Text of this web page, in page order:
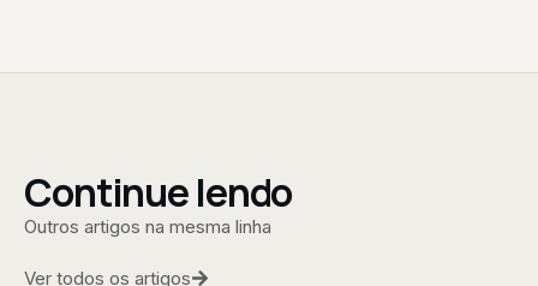
Continue lendo
Outros artigos na mesma linha
Ver todos os artigos